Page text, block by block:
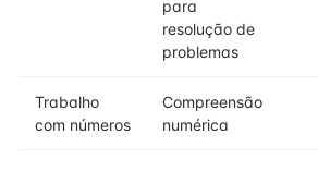
para
resolução de
problemas
Trabalho
com números
Compreensão
numérica